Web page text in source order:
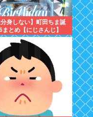
分身しない】町田ちま誕
とめ【にじさんじ】